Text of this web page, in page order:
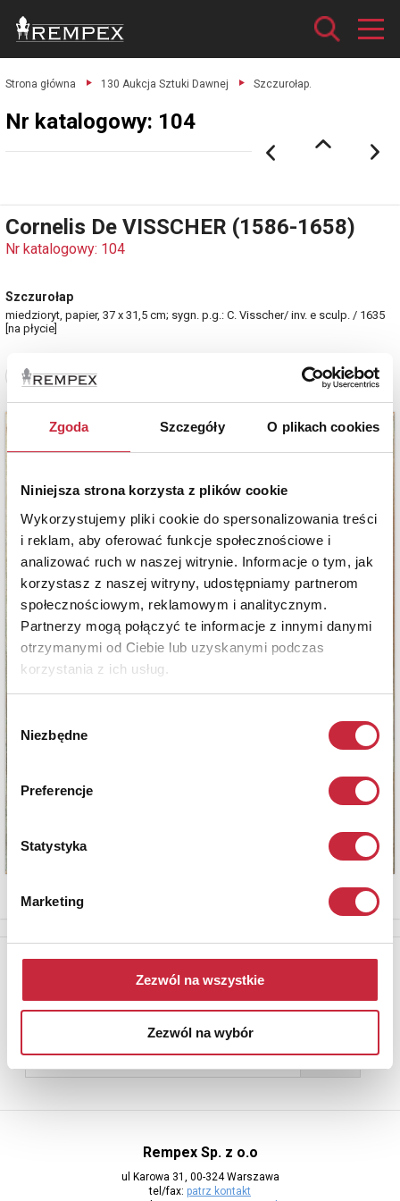
Zgoda Szczegóły O plikach cookies
Niniejsza strona korzysta z plików cookie
Wykorzystujemy pliki cookie do spersonalizowania treści
i reklam, aby oferować funkcje społecznościowe i
analizować ruch w naszej witrynie. Informacje o tym, jak
korzystasz z naszej witryny, udostępniamy partnerom
społecznościowym, reklamowym i analitycznym.
Partnerzy mogą połączyć te informacje z innymi danymi
otrzymanymi od Ciebie lub uzyskanymi podczas
korzystania z ich usług.
zgody
Niezbędne
Preferencje
Statystyka
Marketing
Zezwól na wszystkie
Zezwól na wybór
Strona główna 130 Aukcja Sztuki Dawnej Szczurołap.
Nr katalogowy: 104
Cornelis De VISSCHER (1586-1658)
Nr katalogowy: 104
Szczurołap
miedzioryt, papier, 37 x 31,5 cm; sygn. p.g.: C. Visscher/ inv. e sculp. / 1635
[na płycie]
Zobacz pełne informacje
Newsletter
Aby otrzymywać informacje o nowych aukcjach, prosimy podać
adres e-mail
Rempex Sp. z o.o
ul Karowa 31, 00-324 Warszawa
tel/fax: patrz kontakt